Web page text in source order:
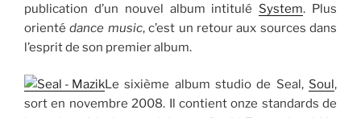
publication d’un nouvel album intitulé System. Plus
orientédance music, c’est un retour aux sources dans
l’esprit de son premier album.
Le sixième album studio de Seal, Soul,
sort en novembre 2008. Il contient onze standards de